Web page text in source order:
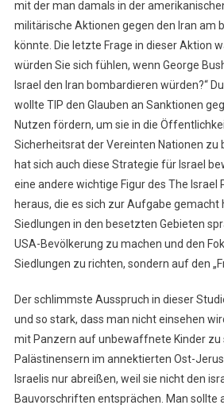
mit der man damals in der
militärische Aktionen gegen den Iran am
könnte. Die letzte Frage in dieser Aktion
würden Sie sich fühlen, wenn George
Israel den Iran bombardieren würden?“
wollte TIP den Glauben an Sanktionen
Nutzen fördern, um sie in die
Sicherheitsrat der Vereinten Nationen zu
hat sich auch diese Strategie für Israel
eine andere wichtige Figur des The Israel
heraus, die es sich zur Aufgabe gemacht
Siedlungen in den besetzten Gebieten
USA-Bevölkerung zu machen und den
Siedlungen zu richten, sondern auf den
Der schlimmste Ausspruch in dieser
und so stark, dass man nicht einsehen
mit Panzern auf unbewaffnete Kinder zu
Palästinensern im annektierten Ost-
Israelis nur abreißen, weil sie nicht den
Bauvorschriften entsprächen. Man sollte